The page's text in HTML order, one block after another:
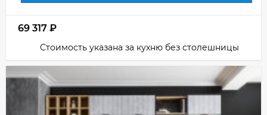
69 317 ₽
Стоимость указана за кухню без столешницы